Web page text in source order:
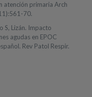
atención primaria Arch
70.
S, Lizán. Impacto
agudas en EPOC
Rev Patol Respir.